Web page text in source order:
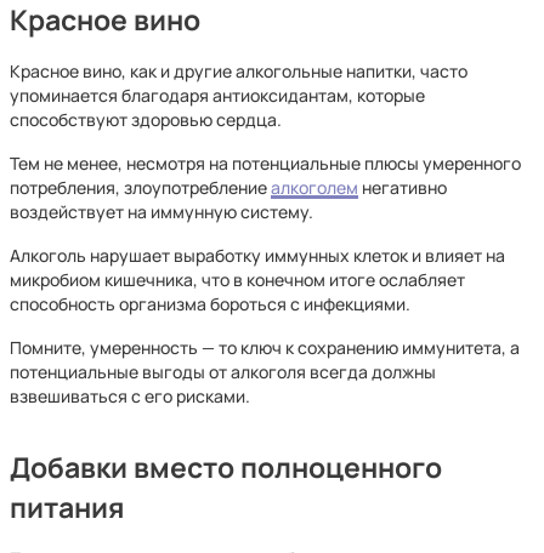
Красное вино
Красное вино, как и другие алкогольные напитки, часто
упоминается благодаря антиоксидантам, которые
способствуют здоровью сердца.
Тем не менее, несмотря на потенциальные плюсы умеренного
потребления, злоупотреблениеалкоголем негативно
воздействует на иммунную систему.
Алкоголь нарушает выработку иммунных клеток и влияет на
микробиом кишечника, что в конечном итоге ослабляет
способность организма бороться с инфекциями.
Помните, умеренность — то ключ к сохранению иммунитета, а
потенциальные выгоды от алкоголя всегда должны
взвешиваться с его рисками.
Добавки вместо полноценного
питания